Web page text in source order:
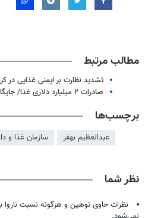
مطالب مرتبط
تشدید نظارت بر ایمنی غذایی در
صادرات ۲ میلیارد دلاری غذا/ جایگاه امنیت غذایی در برنامه هفتم
برچسب‌ها
عبدالعظیم بهفر سازمان غذا و
نظر شما
نظرات حاوی توهین و هرگونه نسبت